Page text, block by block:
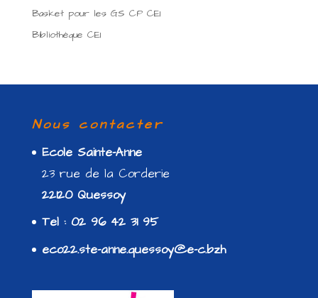
Basket pour les GS CP CE1
Bibliothèque CE1
Nous contacter
Ecole Sainte-Anne
23 rue de la Corderie
22120 Quessoy
Tel : 02 96 42 31 95
eco22.ste-anne.quessoy@e-c.bzh